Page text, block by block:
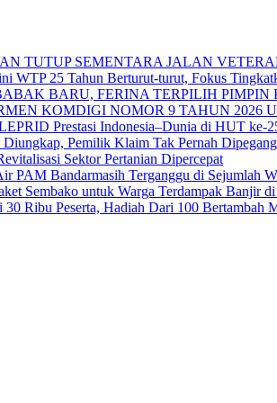
TUTUP SEMENTARA JALAN
WTP 25 Tahun Berturut-turut, Fokus
BARU, FERINA TERPILIH PIMPIN
KOMDIGI NOMOR 9 TAHUN
Prestasi Indonesia–Dunia di HUT ke-
Pemilik Klaim Tak Pernah
Sektor Pertanian Dipercepat
PAM Bandarmasih Terganggu di Sejumlah
Sembako untuk Warga Terdampak Banjir
Ribu Peserta, Hadiah Dari 100 Bertambah